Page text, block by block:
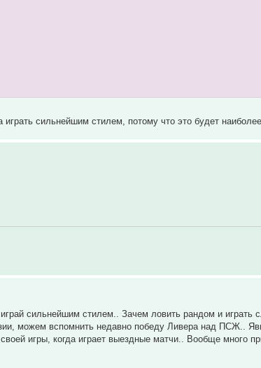
сильнейшим стилем, потому что это будет
сильнейшим стилем.. Зачем ловить рандом и играть
можем вспомнить недавно победу Ливера над ПСЖ..
игры, когда играет выездные матчи.. Вообще много